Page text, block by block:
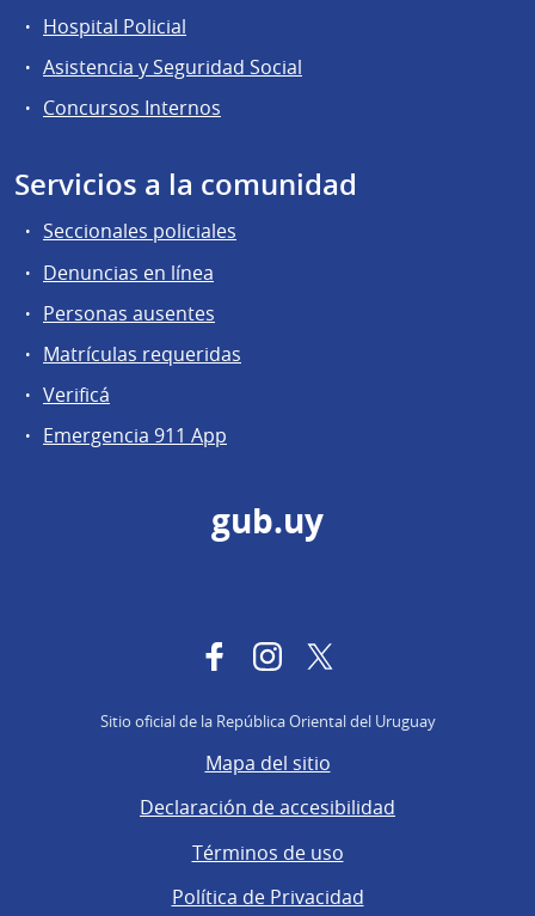
Hospital Policial
Asistencia y Seguridad Social
Concursos Internos
Servicios a la comunidad
Seccionales policiales
Denuncias en línea
Personas ausentes
Matrículas requeridas
Verificá
Emergencia 911 App
gub.uy
FacebookInstagram
Sitio oficial de la República Oriental del Uruguay
Mapa del sitio
Declaración de accesibilidad
Términos de uso
Política de Privacidad